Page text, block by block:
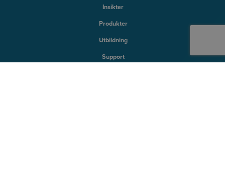
Insikter
Produkter
Utbildning
Support